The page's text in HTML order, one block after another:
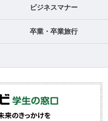
ビジネスマナー
卒業・卒業旅行